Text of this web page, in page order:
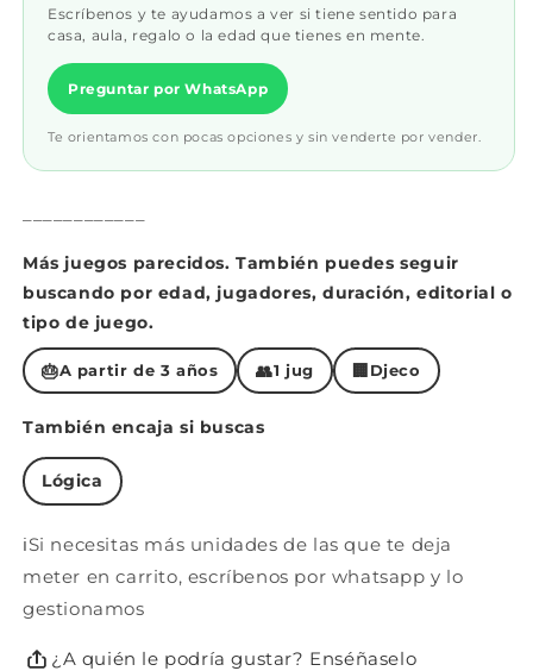
Escríbenos y te ayudamos a ver si tiene sentido para
casa, aula, regalo o la edad que tienes en mente.
Preguntar por WhatsApp
Te orientamos con pocas opciones y sin venderte por vender.
Más juegos parecidos. También puedes seguir
buscando por edad, jugadores, duración, editorial o
tipo de juego.
🎂A partir de 3 años 👥1 jug Djeco
También encaja si buscas
Lógica
ℹ️Si necesitas más unidades de las que te deja
meter en carrito, escríbenos por whatsapp y lo
gestionamos
¿A quién le podría gustar? Enséñaselo